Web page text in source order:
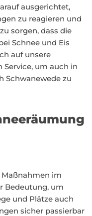
ausgerichtet,
zu reagieren und
sorgen, dass die
Schnee und Eis
auf unsere
Service, um auch in
Schwanewede zu
Maßnahmen im
Bedeutung, um
und Plätze auch
sicher passierbar